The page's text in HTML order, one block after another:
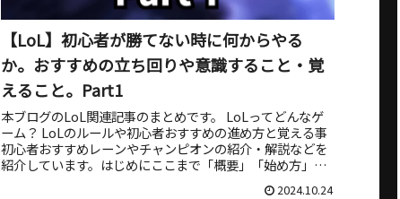
【LoL】初心者が勝てない時に何からやる
か。おすすめの立ち回りや意識すること・覚
えること。Part1
本ブログのLoL関連記事のまとめです。 LoLってどんなゲ
ーム？ LoLのルールや初心者おすすめの進め方と覚える事
初心者おすすめレーンやチャンピオンの紹介・解説などを
紹介しています。はじめにここまで「概要」「始め方」
2024.10.24